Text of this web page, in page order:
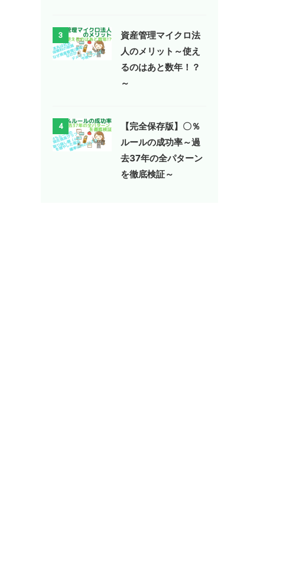
3
資産管理マイクロ法
人のメリット～使え
るのはあと数年！？
～
4
【完全保存版】〇％
ルールの成功率～過
去37年の全パターン
を徹底検証～